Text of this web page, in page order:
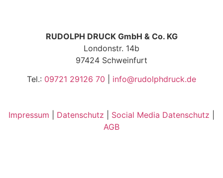
RUDOLPH DRUCK GmbH & Co. KG
Londonstr. 14b
97424 Schweinfurt
Tel.: 09721 29126 70 info@rudolphdruck.de
Impressum Datenschutz Social Media Datenschutz
AGB